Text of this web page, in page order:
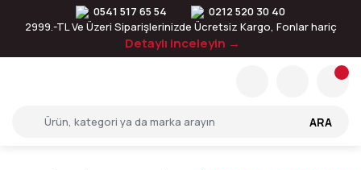
0541 517 65 54
0212 520 30 40
2999.-TL Ve Üzeri Siparişlerinizde Ücretsiz Kargo, Fonlar hariç
Detaylı inceleyin →
ARA